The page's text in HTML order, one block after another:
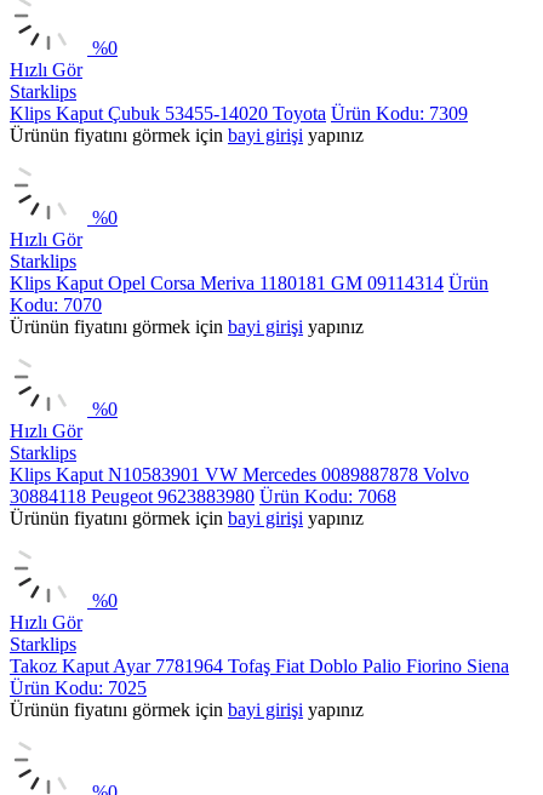
%0
Hızlı Gör
Starklips
Klips Kaput Çubuk 53455-14020 Toyota Ürün Kodu: 7309
Ürünün fiyatını görmek için bayi girişi yapınız
%0
Hızlı Gör
Starklips
Klips Kaput Opel Corsa Meriva 1180181 GM 09114314 Ürün
Kodu: 7070
Ürünün fiyatını görmek için bayi girişi yapınız
%0
Hızlı Gör
Starklips
Klips Kaput N10583901 VW Mercedes 0089887878 Volvo
30884118 Peugeot 9623883980 Ürün Kodu: 7068
Ürünün fiyatını görmek için bayi girişi yapınız
%0
Hızlı Gör
Starklips
Takoz Kaput Ayar 7781964 Tofaş Fiat Doblo Palio Fiorino Siena
Ürün Kodu: 7025
Ürünün fiyatını görmek için bayi girişi yapınız